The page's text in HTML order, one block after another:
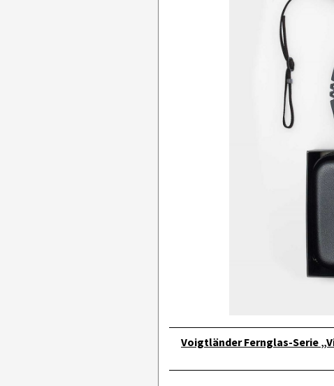
Voigtländer Fernglas-Serie